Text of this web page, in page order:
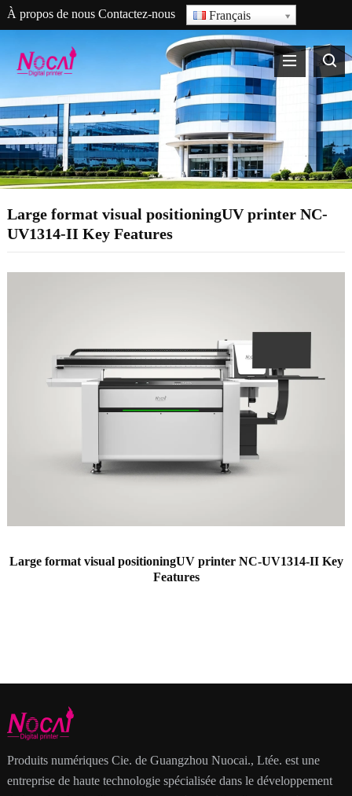
À propos de nous Contactez-nous Français
Large format visual positioningUV printer NC-
UV1314-II Key Features
Large format visual positioningUV printer NC-UV1314-II Key
Features
Produits numériques Cie. de Guangzhou Nuocai., Ltée. est une
entreprise de haute technologie spécialisée dans le développement